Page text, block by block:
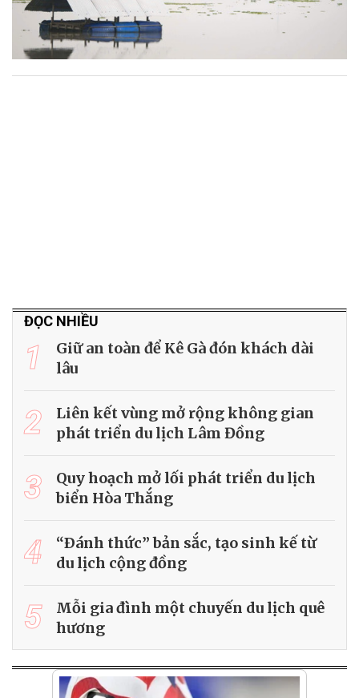
ĐỌC NHIỀU
1
Giữ an toàn để Kê Gà đón khách dài
lâu
2
Liên kết vùng mở rộng không gian
phát triển du lịch Lâm Đồng
3
Quy hoạch mở lối phát triển du lịch
biển Hòa Thắng
4
“Ðánh thức” bản sắc, tạo sinh kế từ
du lịch cộng đồng
5
Mỗi gia đình một chuyến du lịch quê
hương